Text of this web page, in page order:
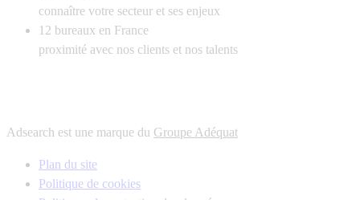
connaître votre secteur et ses enjeux
12 bureaux en France
proximité avec nos clients et nos talents
Adsearch est une marque du Groupe Adéquat
Plan du site
Politique de cookies